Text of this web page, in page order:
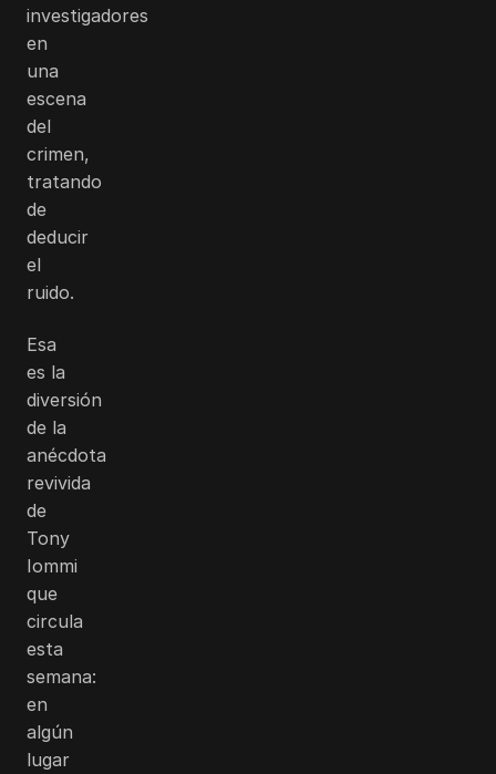
investigadores
en
una
escena
del
crimen,
tratando
de
deducir
el
ruido.
Esa
es la
diversión
de la
anécdota
revivida
de
Tony
Iommi
que
circula
esta
semana:
en
algún
lugar